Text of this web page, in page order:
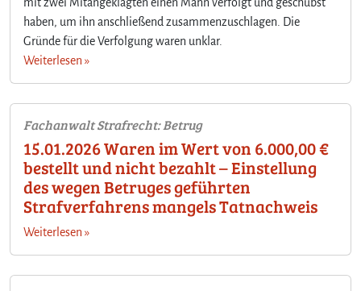
haben, um ihn anschließend zusammenzuschlagen. Die
Gründe für die Verfolgung waren unklar.
Weiterlesen »
Fachanwalt Strafrecht: Betrug
15.01.2026 Waren im Wert von 6.000,00 €
bestellt und nicht bezahlt – Einstellung
des wegen Betruges geführten
Strafverfahrens mangels Tatnachweis
Weiterlesen »